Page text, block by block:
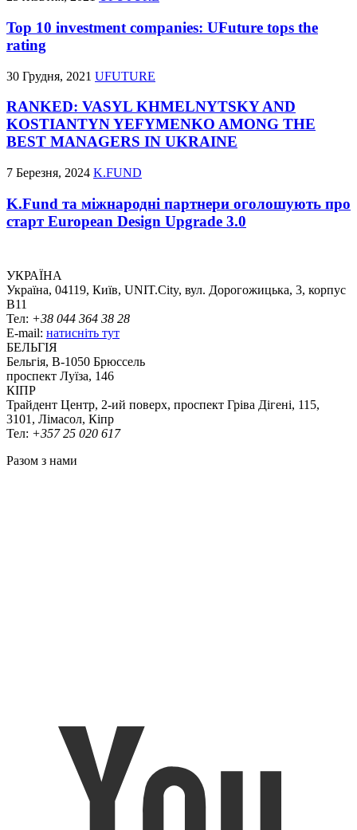
Top 10 investment companies: UFuture tops the
rating
30 Грудня, 2021 UFUTURE
RANKED: VASYL KHMELNYTSKY AND
KOSTIANTYN YEFYMENKO AMONG THE
BEST MANAGERS IN UKRAINE
7 Березня, 2024 K.FUND
K.Fund та міжнародні партнери оголошують про
старт European Design Upgrade 3.0
УКРАЇНА
Україна, 04119, Київ, UNIT.City, вул. Дорогожицька, 3, корпус
B11
Тел: +38 044 364 38 28
E-mail: натисніть тут
БЕЛЬГІЯ
Бельгія, В-1050 Брюссель
проспект Луїза, 146
КІПР
Трайдент Центр, 2-ий поверх, проспект Гріва Дігені, 115,
3101, Лімасол, Кіпр
Тел: +357 25 020 617
Разом з нами